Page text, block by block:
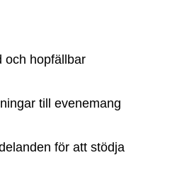
och hopfällbar
till evenemang
för att stödja